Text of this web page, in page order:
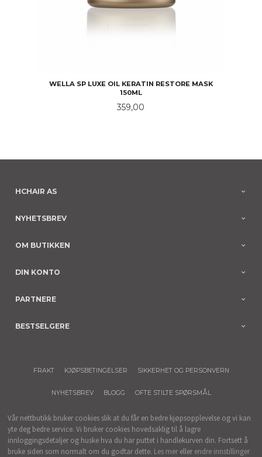
WELLA SP LUXE OIL KERATIN RESTORE MASK
150ML
Pris
359,00
HCHAIR AS
NYHETSBREV
OM BUTIKKEN
DIN KONTO
PARTNERE
BESTSELGERE
FRAKT KJØPSBETINGELSER SIKKERHET OG PERSONVERN
NYHETSBREV BLOGG OFTE STILTE SPØRSMÅL
Vår nettbutikk bruker cookies slik at du får en bedre kjøpsopplevelse og vi kan
yte deg bedre service. Vi bruker cookies hovedsaklig til å lagre
innloggingsdetaljer og huske hva du har puttet i handlekurven din. Fortsett å
bruke siden som normalt om du godtar dette. Les mer eller endre innstillinger